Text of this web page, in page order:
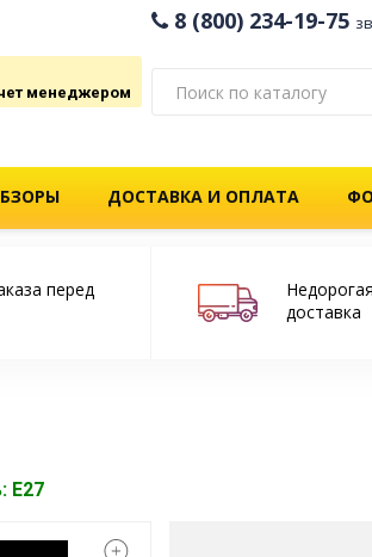
8 (800) 234-19-75
менеджером
ДОСТАВКА И ОПЛАТА
перед
доставка
Е27